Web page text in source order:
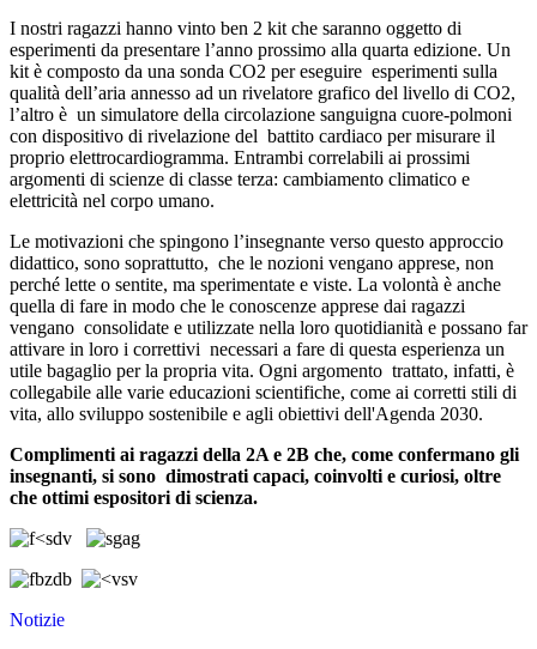
I nostri ragazzi hanno vinto ben 2 kit che saranno oggetto di
esperimenti da presentare l’anno prossimo alla quarta edizione. Un
kit è composto da una sonda CO2 per eseguire esperimenti sulla
qualità dell’aria annesso ad un rivelatore grafico del livello di CO2,
l’altro è un simulatore della circolazione sanguigna cuore-polmoni
con dispositivo di rivelazione del battito cardiaco per misurare il
proprio elettrocardiogramma. Entrambi correlabili ai prossimi
argomenti di scienze di classe terza: cambiamento climatico e
elettricità nel corpo umano.
Le motivazioni che spingono l’insegnante verso questo approccio
didattico, sono soprattutto, che le nozioni vengano apprese, non
perché lette o sentite, ma sperimentate e viste. La volontà è anche
quella di fare in modo che le conoscenze apprese dai ragazzi
vengano consolidate e utilizzate nella loro quotidianità e possano far
attivare in loro i correttivi necessari a fare di questa esperienza un
utile bagaglio per la propria vita. Ogni argomento trattato, infatti, è
collegabile alle varie educazioni scientifiche, come ai corretti stili di
vita, allo sviluppo sostenibile e agli obiettivi dell'Agenda 2030.
Complimenti ai ragazzi della 2A e 2B che, come confermano gli
insegnanti, si sono dimostrati capaci, coinvolti e curiosi, oltre
che ottimi espositori di scienza.
Notizie